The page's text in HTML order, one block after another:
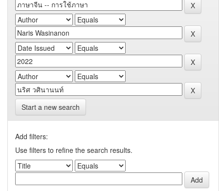
Start a new search
Add filters:
Use filters to refine the search results.